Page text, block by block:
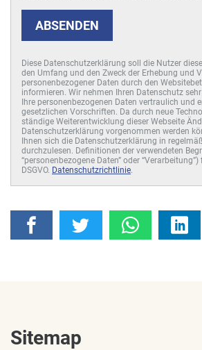
ABSENDEN
Diese Datenschutzerklärung soll die Nutzer
den Umfang und den Zweck der Erhebung und
personenbezogener Daten durch den
informieren. Wir nehmen Ihren Datenschutz
Ihre personenbezogenen Daten vertraulich und
gesetzlichen Vorschriften. Da durch neue
ständige Weiterentwicklung dieser Webseite
Datenschutzerklärung vorgenommen werden
Ihnen sich die Datenschutzerklärung in
durchzulesen. Definitionen der verwendeten
“personenbezogene Daten” oder
DSGVO. Datenschutzrichtlinie
Sitemap